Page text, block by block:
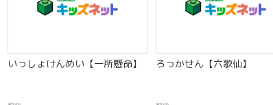
いっしょけんめい【一所懸命】 ろっかせん【六歌仙】